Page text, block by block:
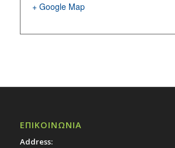
+ Google Map
ΕΠΙΚΟΙΝΩΝΙΑ
Address: